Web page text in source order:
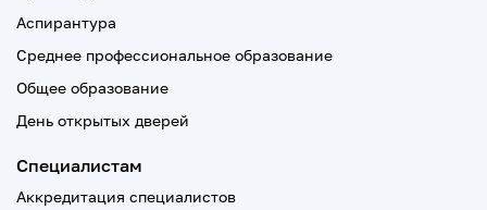
Аспирантура
Среднее профессиональное образование
Общее образование
День открытых дверей
Специалистам
Аккредитация специалистов